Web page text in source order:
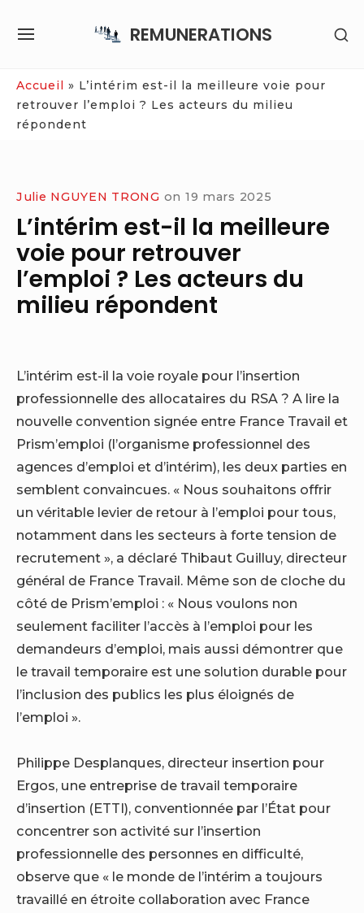
REMUNERATIONS
SITE
Accueil » L’intérim est-il la meilleure voie pour
retrouver l’emploi ? Les acteurs du milieu
répondent
Julie NGUYEN TRONG on 19 mars 2025
L’intérim est-il la meilleure
voie pour retrouver
l’emploi ? Les acteurs du
milieu répondent
L’intérim est-il la voie royale pour l’insertion
professionnelle des allocataires du RSA ? A lire la
nouvelle convention signée entre France Travail et
Prism’emploi (l’organisme professionnel des
agences d’emploi et d’intérim), les deux parties en
semblent convaincues. « Nous souhaitons offrir
un véritable levier de retour à l’emploi pour tous,
notamment dans les secteurs à forte tension de
recrutement », a déclaré Thibaut Guilluy, directeur
général de France Travail. Même son de cloche du
côté de Prism’emploi : « Nous voulons non
seulement faciliter l’accès à l’emploi pour les
demandeurs d’emploi, mais aussi démontrer que
le travail temporaire est une solution durable pour
l’inclusion des publics les plus éloignés de
l’emploi ».
Philippe Desplanques, directeur insertion pour
Ergos, une entreprise de travail temporaire
d’insertion (ETTI), conventionnée par l’État pour
concentrer son activité sur l’insertion
professionnelle des personnes en difficulté,
observe que « le monde de l’intérim a toujours
travaillé en étroite collaboration avec France